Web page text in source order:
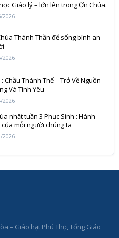
Giáo lý – lớn lên trong Ơn Chúa.
2026
Thánh Thần để sống bình an
2026
Chầu Thánh Thể – Trở Về Nguồn
Và Tình Yêu
2026
nhật tuần 3 Phục Sinh : Hành
mỗi người chúng ta
2026
– Giáo hạt Phú Thọ, Tổng Giáo